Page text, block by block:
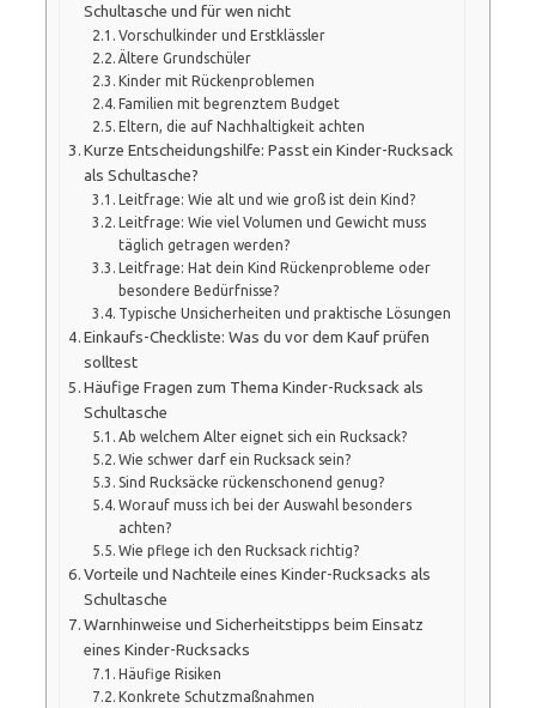
Schultasche und für wen nicht
Vorschulkinder und Erstklässler
Ältere Grundschüler
Kinder mit Rückenproblemen
Familien mit begrenztem Budget
Eltern, die auf Nachhaltigkeit achten
Kurze Entscheidungshilfe: Passt ein Kinder-Rucksack
als Schultasche?
Leitfrage: Wie alt und wie groß ist dein Kind?
Leitfrage: Wie viel Volumen und Gewicht muss
täglich getragen werden?
Leitfrage: Hat dein Kind Rückenprobleme oder
besondere Bedürfnisse?
Typische Unsicherheiten und praktische Lösungen
Einkaufs-Checkliste: Was du vor dem Kauf prüfen
solltest
Häufige Fragen zum Thema Kinder-Rucksack als
Schultasche
Ab welchem Alter eignet sich ein Rucksack?
Wie schwer darf ein Rucksack sein?
Sind Rucksäcke rückenschonend genug?
Worauf muss ich bei der Auswahl besonders
achten?
Wie pflege ich den Rucksack richtig?
Vorteile und Nachteile eines Kinder-Rucksacks als
Schultasche
Warnhinweise und Sicherheitstipps beim Einsatz
eines Kinder-Rucksacks
Häufige Risiken
Konkrete Schutzmaßnahmen